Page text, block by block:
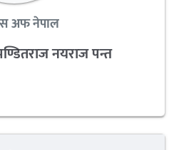
अफ नेपाल
नयराज पन्त